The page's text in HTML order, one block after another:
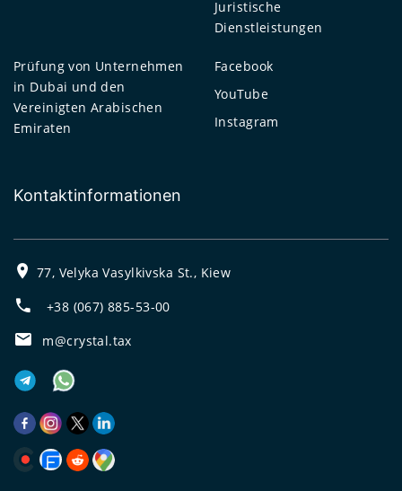
Juristische
Dienstleistungen
Prüfung von Unternehmen
in Dubai und den
Vereinigten Arabischen
Emiraten
Facebook
YouTube
Instagram
Kontaktinformationen
77, Velyka Vasylkivska St., Kiew
+38 (067) 885-53-00
m@crystal.tax